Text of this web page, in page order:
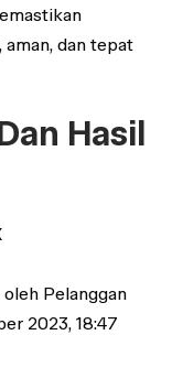
dan tepat
Hasil
Pelanggan
2023, 18:47